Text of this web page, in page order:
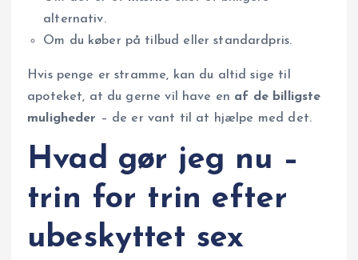
alternativ.
Om du køber på tilbud eller standardpris.
Hvis penge er stramme, kan du altid sige til
apoteket, at du gerne vil have en af de billigste
muligheder – de er vant til at hjælpe med det.
Hvad gør jeg nu –
trin for trin efter
ubeskyttet sex